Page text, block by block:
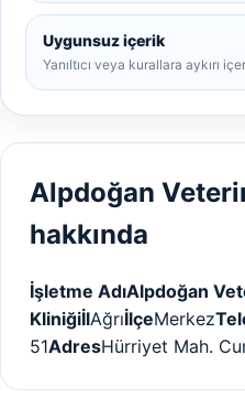
Uygunsuz içerik
Yanıltıcı veya kurallara aykırı
Alpdoğan
hakkında
İşletme AdıAlpdoğan
KliniğiİlAğrıİlçeMerkez
51AdresHürriyet Mah.